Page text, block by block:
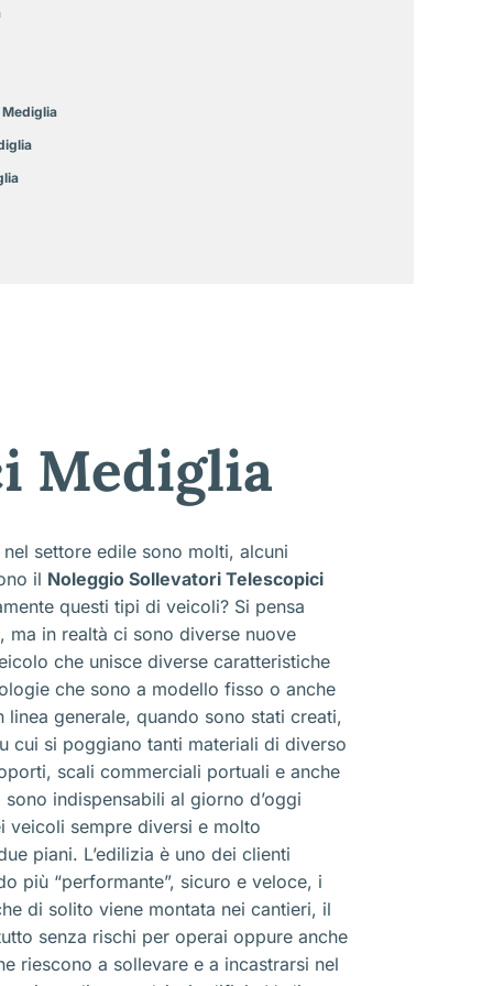
Mediglia
Mediglia
settore edile sono molti, alcuni
il Noleggio Sollevatori Telescopici
questi tipi di veicoli? Si pensa
in realtà ci sono diverse nuove
che unisce diverse caratteristiche
che sono a modello fisso o anche
generale, quando sono stati creati,
cui si poggiano tanti materiali di diverso
scali commerciali portuali e anche
indispensabili al giorno d’oggi
veicoli sempre diversi e molto
piani. L’edilizia è uno dei clienti
più “performante”, sicuro e veloce, i
di solito viene montata nei cantieri, il
senza rischi per operai oppure anche
riescono a sollevare e a incastrarsi nel